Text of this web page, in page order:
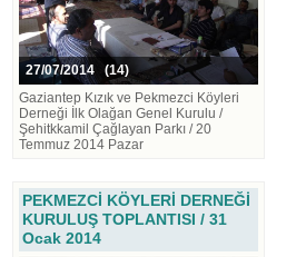
27/07/2014 (14)
Gaziantep Kızık ve Pekmezci Köyleri
Derneği İlk Olağan Genel Kurulu /
Şehitkkamil Çağlayan Parkı / 20
Temmuz 2014 Pazar
PEKMEZCİ KÖYLERİ DERNEĞİ
KURULUŞ TOPLANTISI / 31
Ocak 2014